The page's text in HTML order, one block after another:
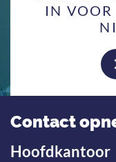
IN
Contact
Hoofdkantoor